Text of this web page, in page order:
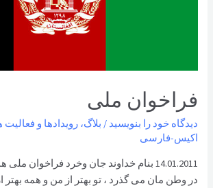
فراخوان ملی
دیدگاه‌ خود را بنویسید / بلاگ،رویدادها و فعالیت
اکیس-فارسی
14.01.2011 بنام خداوند جان وخرد فراخوان
در وطن مان می گذرد ، تو بهتر از من و همه بهتر